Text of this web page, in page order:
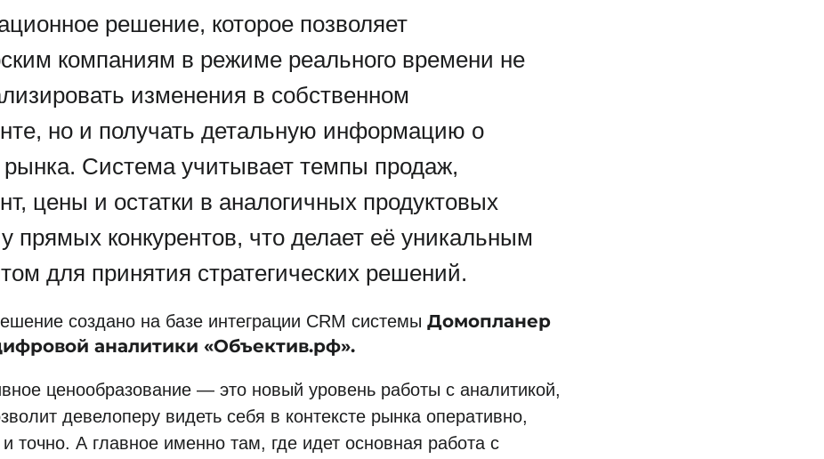
решение, которое позволяет
компаниям в режиме реального времени не
изменения в собственном
но и получать детальную информацию о
рынка. Система учитывает темпы продаж,
цены и остатки в аналогичных продуктовых
прямых конкурентов, что делает её уникальным
для принятия стратегических решений.
создано на базе интеграции CRM системы Домопланер
аналитики «Объектив.рф».
ценообразование — это новый уровень работы с аналитикой,
девелоперу видеть себя в контексте рынка оперативно,
и точно. А главное именно там, где идет основная работа с